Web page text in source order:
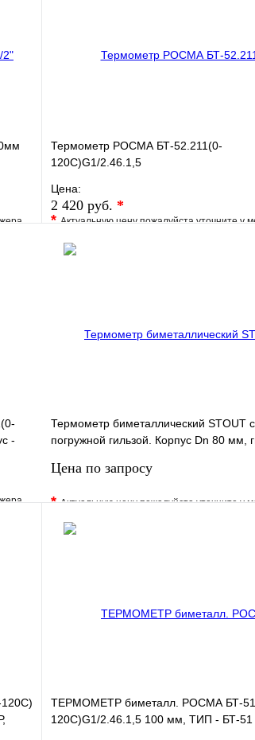
Термометр РОСМА БТ-52.211(0-
120С)G1/2.46.1,5
Цена:
2 420 руб. *
*Актуальную цену пожалуйста уточните у
В избранное
-
Термометр биметаллический STOUT с
погружной гильзой. Корпус Dn 80 мм,
Цена по запросу
*Актуальную цену пожалуйста уточните у
В избранное
ТЕРМОМЕТР биметалл. РОСМА БТ-
120С)G1/2.46.1,5 100 мм, ТИП - БТ-51